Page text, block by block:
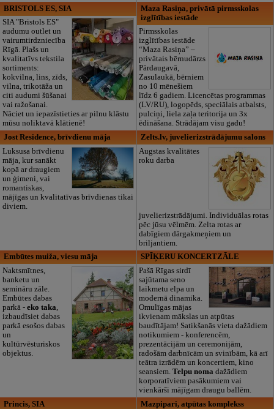
BRISTOLS ES, SIA
SIA "Bristols ES"
audumu outlet un
vairumtirdzniecība
Rīgā. Plašs un
kvalitatīvs tekstila
sortiments:
kokvilna, lins, zīds,
vilna, trikotāža un
citi audumi šūšanai
vai ražošanai.
Nāciet un iepazīstieties ar pilnu klāstu
mūsu noliktavā klātienē!
Maza Rasiņa, privātā pirmsskolas
izglītības iestāde
Pirmsskolas
izglītības iestāde
“Maza Rasiņa” –
privātais bērnudārzs
Pārdaugavā,
Zasulaukā, bērniem
no 10 mēnešiem
līdz 6 gadiem. Licencētas programmas
(LV/RU), logopēds, speciālais atbalsts,
pulciņi, liela zaļa teritorija un 3x
ēdināšana. Strādājam visu gadu!
Jost Residence, brīvdienu māja
Luksusa brīvdienu
māja, kur sanākt
kopā ar draugiem
un ģimeni, vai
romantiskas,
mājīgas un kvalitatīvas brīvdienas tikai
diviem.
Zelts.lv, juvelierizstrādājumu salons
Augstas kvalitātes
roku darba
juvelierizstrādājumi. Individuālas rotas
pēc jūsu vēlmēm. Zelta rotas ar
dabīgiem dārgakmeņiem un
briljantiem.
Embūtes muiža, viesu māja
Naktsmītnes,
banketu un
semināru zāle.
Embūtes dabas
parkā - eko taka,
izbaudīsiet dabas
parkā esošos dabas
un
kultūrvēsturiskos
objektus.
SPĪĶERU KONCERTZĀLE
Pašā Rīgas sirdī
sajūtama seno
laikmetu elpa un
modernā dinamika.
Omulīgas mājas
ikvienam mākslas un atpūtas
baudītājam! Satikšanās vieta dažādiem
notikumiem - konferencēm,
prezentācijām un ceremonijām,
radošām darbnīcām un svinībām, kā arī
teātra izrādēm un koncertiem, kino
seansiem.Telpu noma dažādiem
korporatīviem pasākumiem vai
vienkārši mājīgam draugu ballēm.
Princis, SIA
Mazpipari, atpūtas komplekss